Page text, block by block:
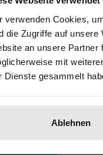
verwenden Cookies,
die Zugriffe auf
an unsere Partner
mit
Dienste gesammelt
Ablehnen
Ihnen